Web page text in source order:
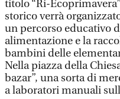
titolo “Ri-
storico verrà
un percorso educativo
alimentazione e la
bambini delle
Nella piazza della
bazar”, una sorta di
a laboratori manuali